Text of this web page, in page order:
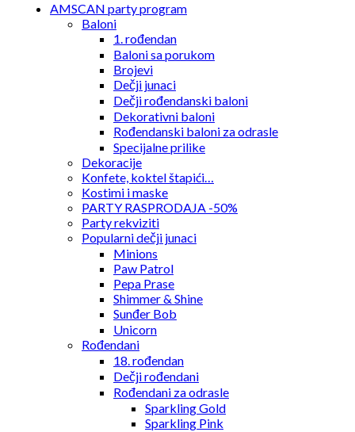
AMSCAN party program
Baloni
1. rođendan
Baloni sa porukom
Brojevi
Dečji junaci
Dečji rođendanski baloni
Dekorativni baloni
Rođendanski baloni za odrasle
Specijalne prilike
Dekoracije
Konfete, koktel štapići…
Kostimi i maske
PARTY RASPRODAJA -50%
Party rekviziti
Popularni dečji junaci
Minions
Paw Patrol
Pepa Prase
Shimmer & Shine
Sunđer Bob
Unicorn
Rođendani
18. rođendan
Dečji rođendani
Rođendani za odrasle
Sparkling Gold
Sparkling Pink